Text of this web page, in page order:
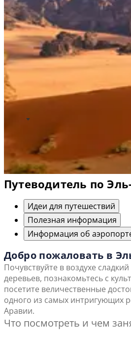
Путеводитель по
Идеи для путешествий
Полезная информация
Информация об
Добро пожаловать в
Почувствуйте в воздухе
деревьев, познакомьтесь с
посетите величественные
одного из самых интригующих
Аравии.
Что посмотреть и чем